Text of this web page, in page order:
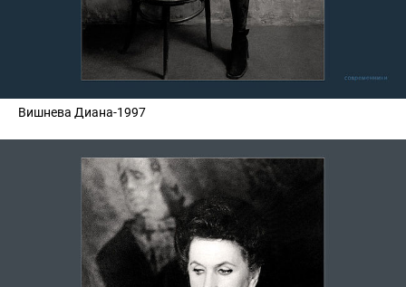
Вишнева Диана-1997